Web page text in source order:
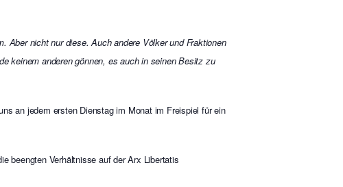
nicht nur diese. Auch andere Völker und Fraktionen
keinem anderen gönnen, es auch in seinen Besitz zu
an jedem ersten Dienstag im Monat im Freispiel für ein
beengten Verhältnisse auf der Arx Libertatis